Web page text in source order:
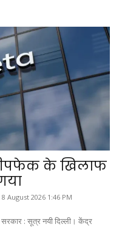
के खिलाफ
August 2026 1:46 PM
नयी दिल्ली। केंद्र